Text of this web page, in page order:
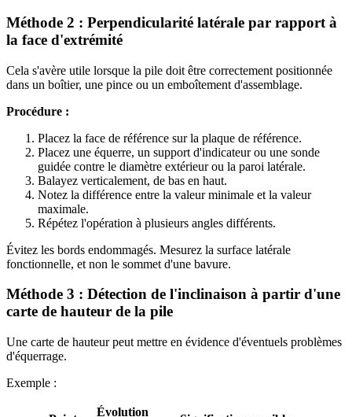
Méthode 2 : Perpendicularité latérale par rapport à
la face d'extrémité
Cela s'avère utile lorsque la pile doit être correctement positionnée
dans un boîtier, une pince ou un emboîtement d'assemblage.
Procédure :
Placez la face de référence sur la plaque de référence.
Placez une équerre, un support d'indicateur ou une sonde
guidée contre le diamètre extérieur ou la paroi latérale.
Balayez verticalement, de bas en haut.
Notez la différence entre la valeur minimale et la valeur
maximale.
Répétez l'opération à plusieurs angles différents.
Évitez les bords endommagés. Mesurez la surface latérale
fonctionnelle, et non le sommet d'une bavure.
Méthode 3 : Détection de l'inclinaison à partir d'une
carte de hauteur de la pile
Une carte de hauteur peut mettre en évidence d'éventuels problèmes
d'équerrage.
Exemple :
Évolution